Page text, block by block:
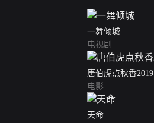
一舞倾城
电视剧
唐伯虎点秋香2019
电影
天命